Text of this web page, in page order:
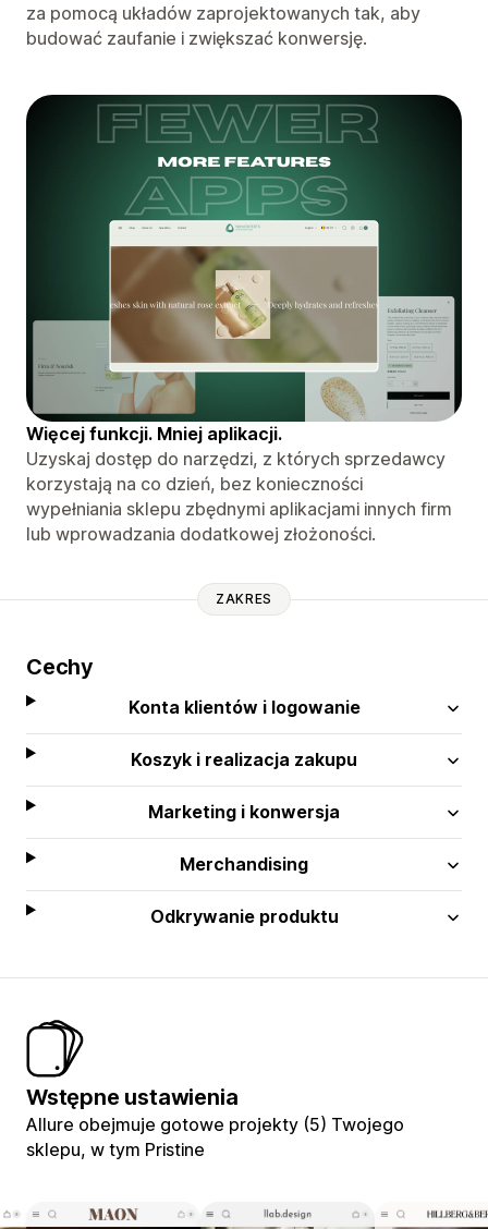
za pomocą układów zaprojektowanych tak, aby
budować zaufanie i zwiększać konwersję.
Więcej funkcji. Mniej aplikacji.
Uzyskaj dostęp do narzędzi, z których sprzedawcy
korzystają na co dzień, bez konieczności
wypełniania sklepu zbędnymi aplikacjami innych firm
lub wprowadzania dodatkowej złożoności.
ZAKRES
Cechy
Konta klientów i logowanie
Koszyk i realizacja zakupu
Marketing i konwersja
Merchandising
Odkrywanie produktu
Wstępne ustawienia
Allure obejmuje gotowe projekty (5) Twojego
sklepu, w tym Pristine